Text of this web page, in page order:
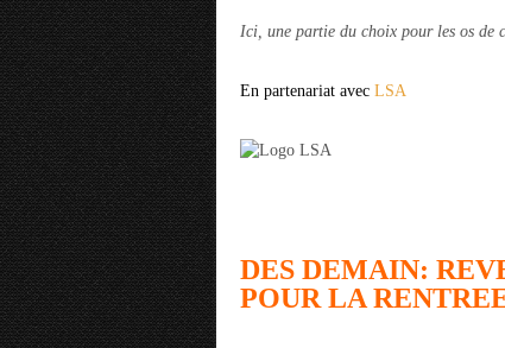
Ici, une partie du choix pour les os de
En partenariat avec LSA
DES DEMAIN:
POUR LA